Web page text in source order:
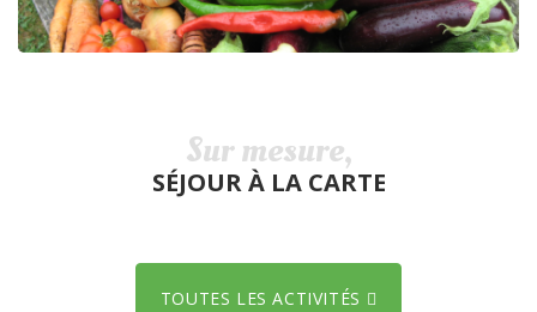
Sur mesure,
SÉJOUR À LA CARTE
TOUTES LES ACTIVITÉS